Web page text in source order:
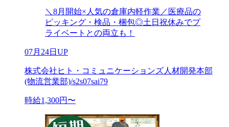
＼8月開始×人気の倉庫内軽作業／医療品の
ピッキング・検品・梱包◎土日祝休みでプ
ライベートとの両立も！
07月24日UP
株式会社ヒト・コミュニケーションズ人材開発本部
(物流営業部)/s2s07sai79
時給1,300円〜